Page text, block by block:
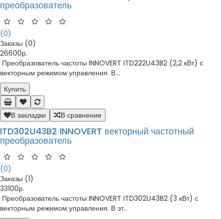
преобразователь
(0)
Заказы (0)
26600р.
Преобразователь частоты INNOVERT ITD222U43B2 (2,2 кВт) с
векторным режимом управления. В ..
Купить
В закладки В сравнение
ITD302U43B2 INNOVERT векторный частотный
преобразователь
(0)
Заказы (1)
33100р.
Преобразователь частоты INNOVERT ITD302U43B2 (3 кВт) с
векторным режимом управления. В эт..